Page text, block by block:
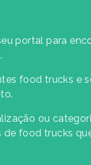
portal para
food trucks e
ou
de food trucks